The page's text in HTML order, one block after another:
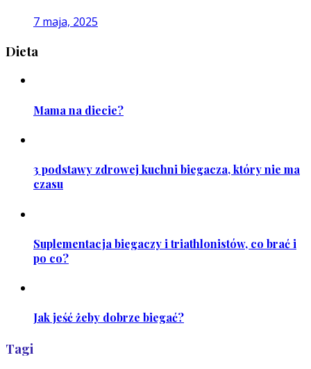
7 maja, 2025
Dieta
Mama na diecie?
3 podstawy zdrowej kuchni biegacza, który nie ma
czasu
Suplementacja biegaczy i triathlonistów, co brać i
po co?
Jak jeść żeby dobrze biegać?
Tagi